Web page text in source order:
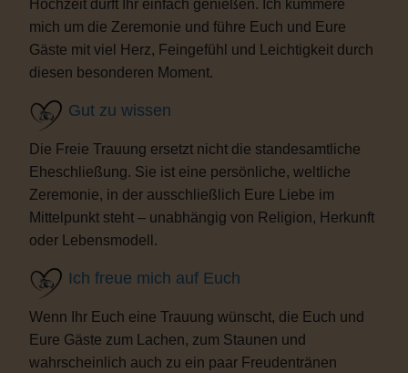
Hochzeit dürft Ihr einfach genießen. Ich kümmere
mich um die Zeremonie und führe Euch und Eure
Gäste mit viel Herz, Feingefühl und Leichtigkeit durch
diesen besonderen Moment.
Gut zu wissen
Die Freie Trauung ersetzt nicht die standesamtliche
Eheschließung. Sie ist eine persönliche, weltliche
Zeremonie, in der ausschließlich Eure Liebe im
Mittelpunkt steht – unabhängig von Religion, Herkunft
oder Lebensmodell.
Ich freue mich auf Euch
Wenn Ihr Euch eine Trauung wünscht, die Euch und
Eure Gäste zum Lachen, zum Staunen und
wahrscheinlich auch zu ein paar Freudentränen